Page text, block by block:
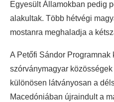
Egyesült Államokban pedig
alakultak. Több hétvégi
mostanra meghaladja a
A Petőfi Sándor Programnak
szórványmagyar
különösen látványosan a
Macedóniában újraindult a